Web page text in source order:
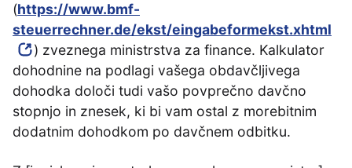
(https://www.bmf-
steuerrechner.de/ekst/eingabeformekst.xhtml
) zveznega ministrstva za finance. Kalkulator
dohodnine na podlagi vašega obdavčljivega
dohodka določi tudi vašo povprečno davčno
stopnjo in znesek, ki bi vam ostal z morebitnim
dodatnim dohodkom po davčnem odbitku.